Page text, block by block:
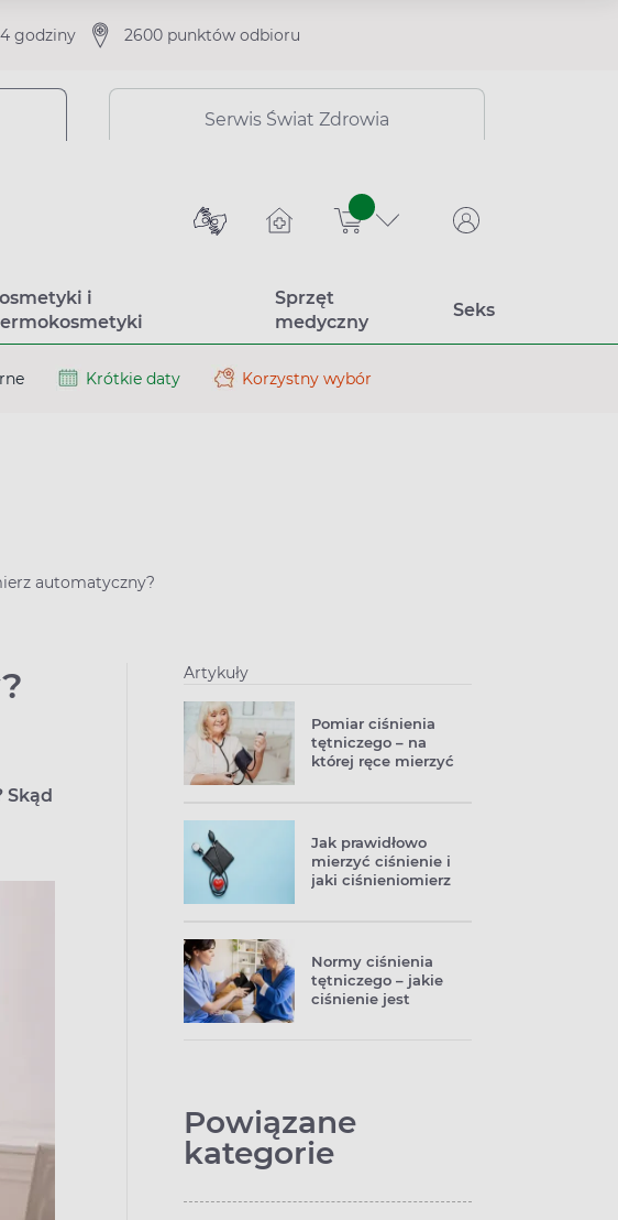
godziny 2600 punktów odbioru
Serwis Świat Zdrowia
sztuk
i
Sprzęt
medyczny
Seks
Krótkie daty Korzystny wybór
automatyczny?
Skąd
Artykuły
Pomiar ciśnienia
tętniczego – na
której ręce mierzyć
Jak prawidłowo
mierzyć ciśnienie i
jaki ciśnieniomierz
Normy ciśnienia
tętniczego – jakie
ciśnienie jest
Powiązane
kategorie